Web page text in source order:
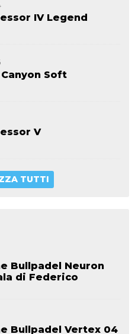
IV Legend
Soft
V
TUTTI
Bullpadel Neuron
di Federico
Bullpadel Vertex 04